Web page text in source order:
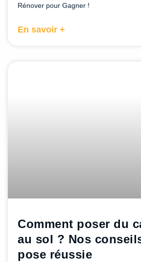
Rénover pour Gagner !
En savoir +
Comment poser du
au sol ? Nos
pose réussie